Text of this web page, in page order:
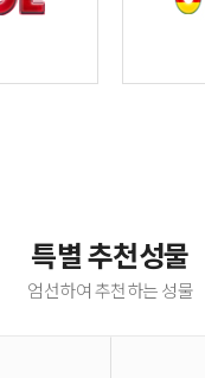
특별 추천성물
엄선하여 추천하는 성물